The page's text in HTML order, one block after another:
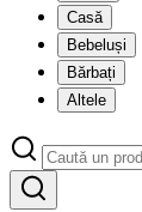
Casă
Bebeluși
Bărbați
Altele